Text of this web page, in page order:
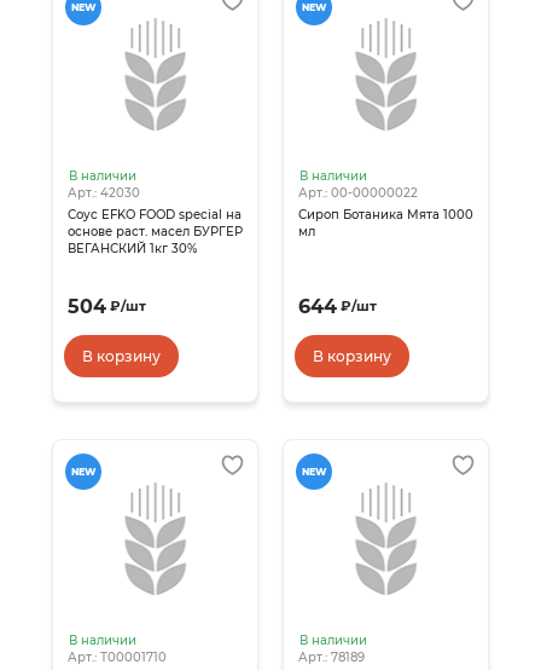
NEW
В наличии
Арт.: 42030
Соус EFKO FOOD special на
основе раст. масел БУРГЕР
ВЕГАНСКИЙ 1кг 30%
504 ₽/шт
В корзину
NEW
В наличии
Арт.: 00-00000022
Сироп Ботаника Мята 1000
мл
644 ₽/шт
В корзину
NEW
В наличии
Арт.: Т00001710
NEW
В наличии
Арт.: 78189